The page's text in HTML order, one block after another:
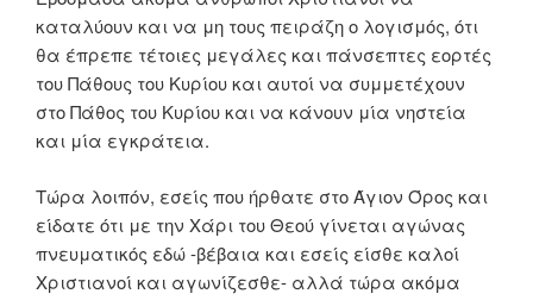
καταλύουν και να μη τους πειράζη ο λογισμός, ότι
θα έπρεπε τέτοιες μεγάλες και πάνσεπτες εορτές
του Πάθους του Κυρίου και αυτοί να συμμετέχουν
στο Πάθος του Κυρίου και να κάνουν μία νηστεία
και μία εγκράτεια.
Τώρα λοιπόν, εσείς που ήρθατε στο Άγιον Όρος και
είδατε ότι με την Χάρι του Θεού γίνεται αγώνας
πνευματικός εδώ -βέβαια και εσείς είσθε καλοί
Χριστιανοί και αγωνίζεσθε- αλλά τώρα ακόμα